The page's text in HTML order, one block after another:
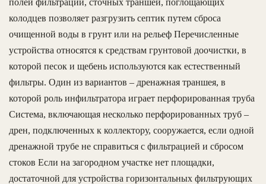
колодцев позволяет разгрузить септик путем сброса
очищенной воды в грунт или на рельеф Перечисленные
устройства относятся к средствам грунтовой доочистки, в
которой песок и щебень используются как естественный
фильтры. Один из вариантов – дренажная траншея, в
которой роль инфильтратора играет перфорированная труба
Система, включающая несколько перфорированных труб –
дрен, подключенных к коллектору, сооружается, если одной
дренажной трубе не справиться с фильтрацией и сбросом
стоков Если на загородном участке нет площадки,
достаточной для устройства горизонтальных фильтрующих